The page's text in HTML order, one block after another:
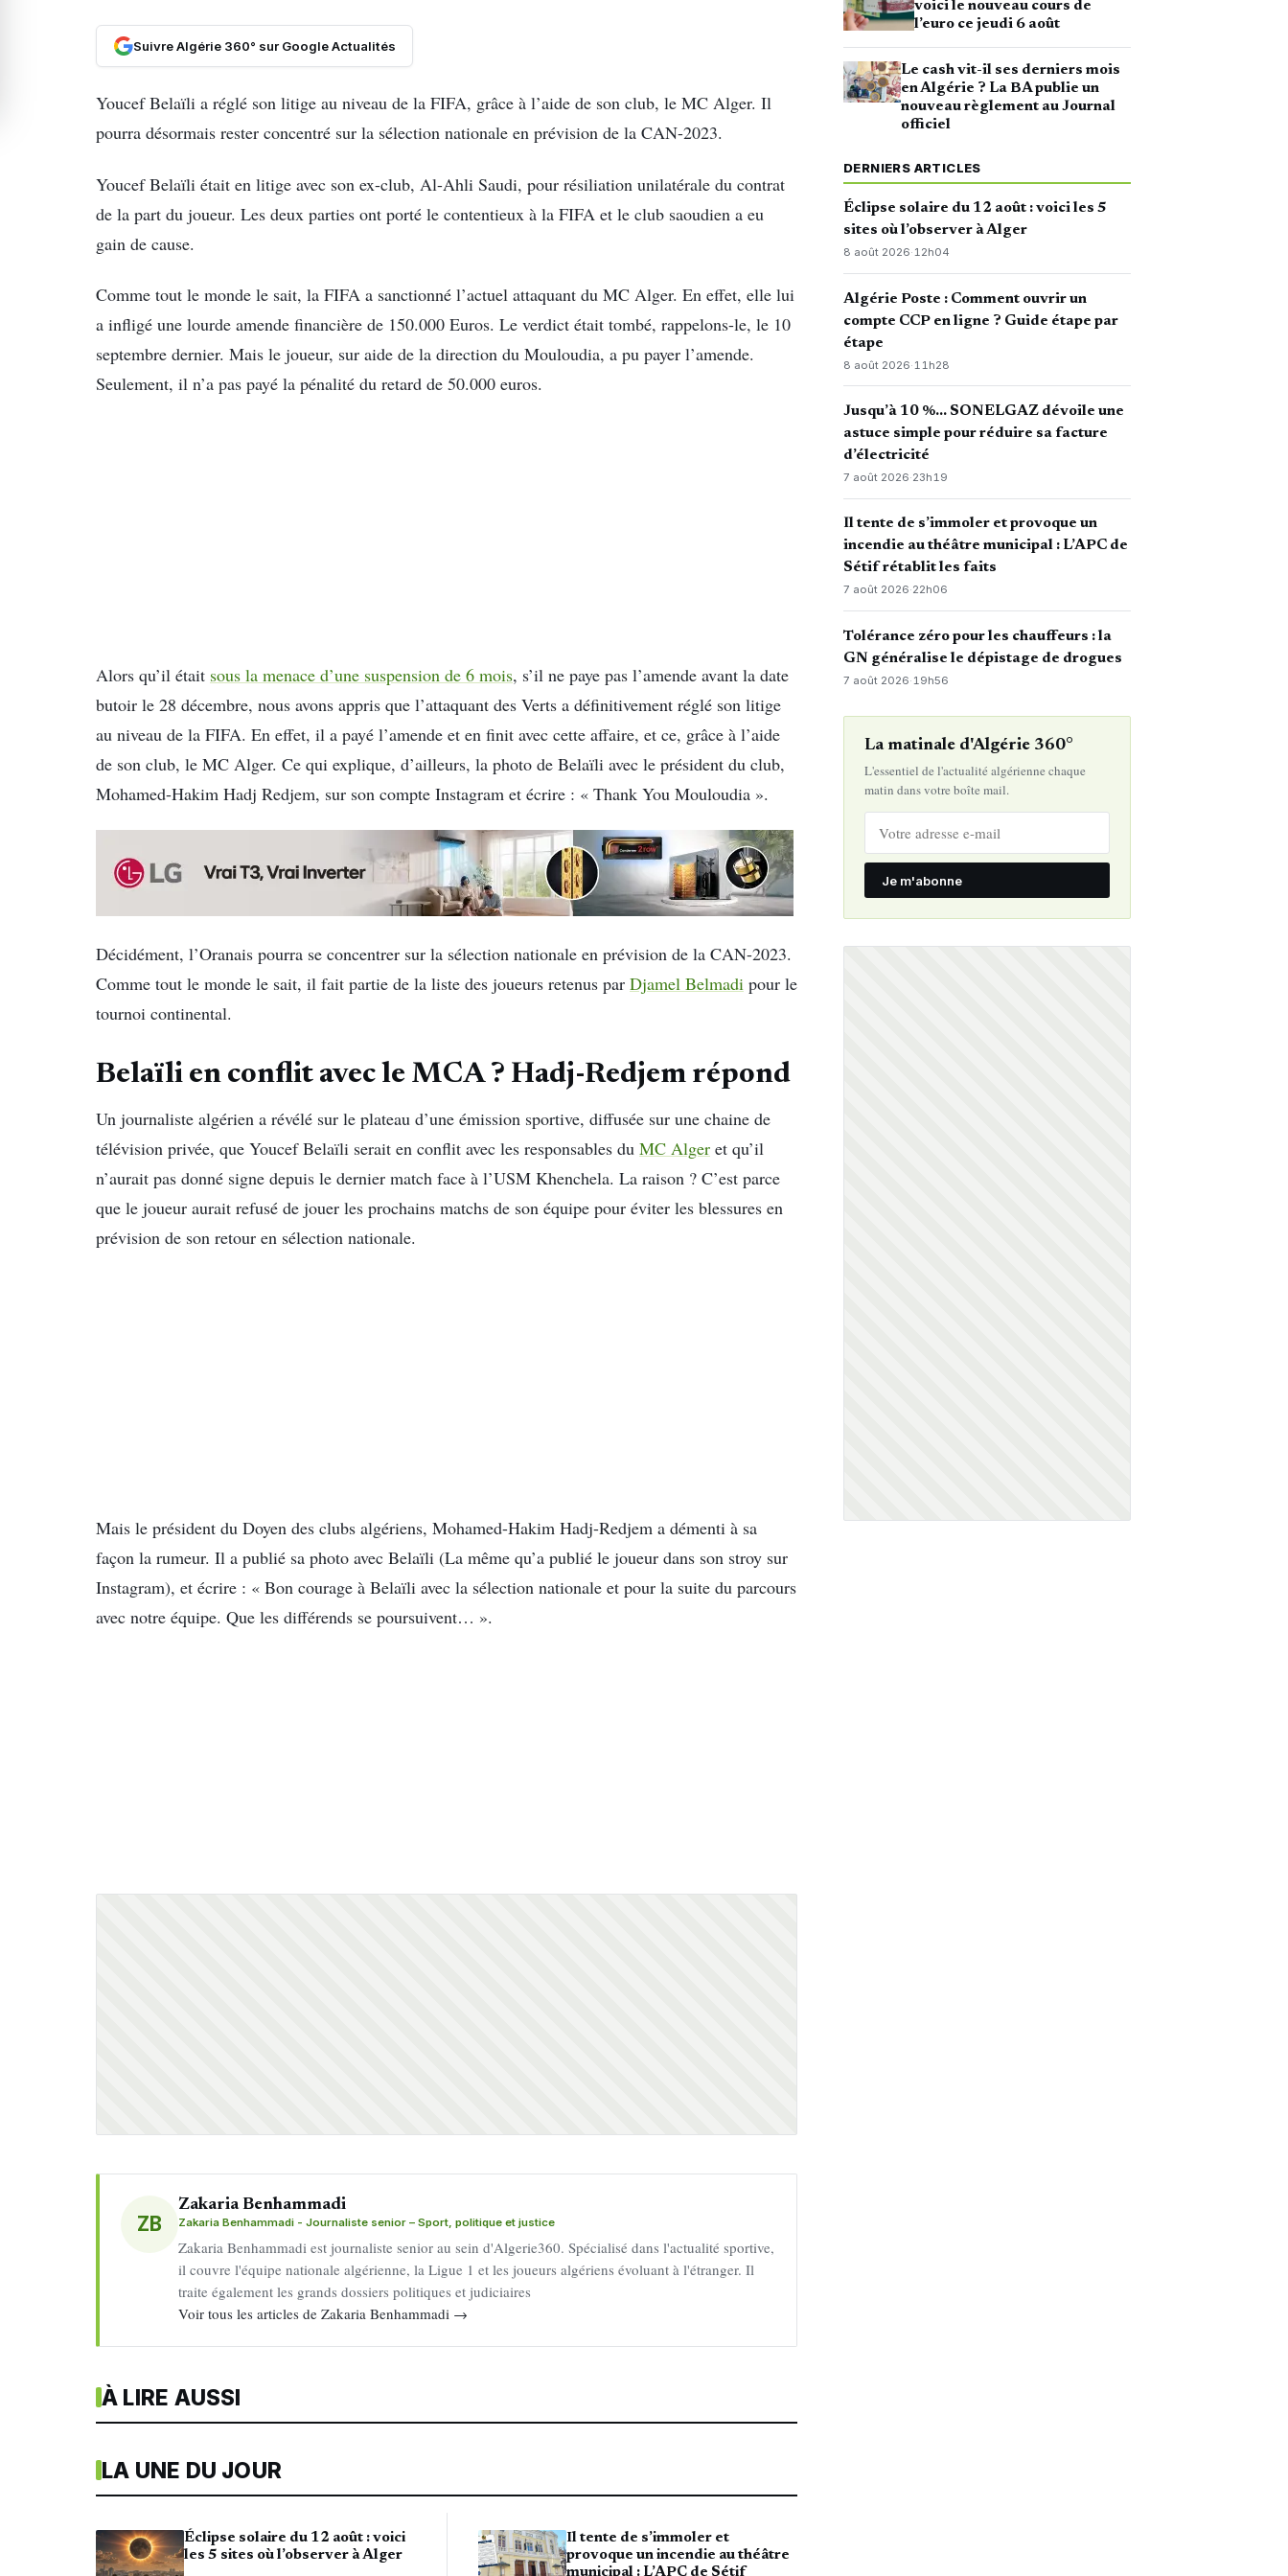
Suivre Algérie 360° sur Google Actualités
Youcef Belaïli a réglé son litige au niveau de la FIFA, grâce à l’aide de son club, le MC Alger. Il
pourra désormais rester concentré sur la sélection nationale en prévision de la CAN-2023.
Youcef Belaïli était en litige avec son ex-club, Al-Ahli Saudi, pour résiliation unilatérale du contrat
de la part du joueur. Les deux parties ont porté le contentieux à la FIFA et le club saoudien a eu
gain de cause.
Comme tout le monde le sait, la FIFA a sanctionné l’actuel attaquant du MC Alger. En effet, elle lui
a infligé une lourde amende financière de 150.000 Euros. Le verdict était tombé, rappelons-le, le 10
septembre dernier. Mais le joueur, sur aide de la direction du Mouloudia, a pu payer l’amende.
Seulement, il n’a pas payé la pénalité du retard de 50.000 euros.
Alors qu’il était sous la menace d’une suspension de 6 mois, s’il ne paye pas l’amende avant la date
butoir le 28 décembre, nous avons appris que l’attaquant des Verts a définitivement réglé son litige
au niveau de la FIFA. En effet, il a payé l’amende et en finit avec cette affaire, et ce, grâce à l’aide
de son club, le MC Alger. Ce qui explique, d’ailleurs, la photo de Belaïli avec le président du club,
Mohamed-Hakim Hadj Redjem, sur son compte Instagram et écrire : « Thank You Mouloudia ».
Décidément, l’Oranais pourra se concentrer sur la sélection nationale en prévision de la CAN-2023.
Comme tout le monde le sait, il fait partie de la liste des joueurs retenus par Djamel Belmadi pour le
tournoi continental.
Belaïli en conflit avec le MCA ? Hadj-Redjem répond
Un journaliste algérien a révélé sur le plateau d’une émission sportive, diffusée sur une chaine de
télévision privée, que Youcef Belaïli serait en conflit avec les responsables du MC Alger et qu’il
n’aurait pas donné signe depuis le dernier match face à l’USM Khenchela. La raison ? C’est parce
que le joueur aurait refusé de jouer les prochains matchs de son équipe pour éviter les blessures en
prévision de son retour en sélection nationale.
Mais le président du Doyen des clubs algériens, Mohamed-Hakim Hadj-Redjem a démenti à sa
façon la rumeur. Il a publié sa photo avec Belaïli (La même qu’a publié le joueur dans son stroy sur
Instagram), et écrire : « Bon courage à Belaïli avec la sélection nationale et pour la suite du parcours
avec notre équipe. Que les différends se poursuivent… ».
ZB
Zakaria Benhammadi
Zakaria Benhammadi - Journaliste senior – Sport, politique et justice
Zakaria Benhammadi est journaliste senior au sein d'Algerie360. Spécialisé dans l'actualité sportive,
il couvre l'équipe nationale algérienne, la Ligue 1 et les joueurs algériens évoluant à l'étranger. Il
traite également les grands dossiers politiques et judiciaires
Voir tous les articles de Zakaria Benhammadi →
À LIRE AUSSI
LA UNE DU JOUR
Éclipse solaire du 12 août : voici
les 5 sites où l’observer à Alger
Il tente de s’immoler et
provoque un incendie au théâtre
municipal : L’APC de Sétif
voici le nouveau cours de
l’euro ce jeudi 6 août
Le cash vit-il ses derniers mois
en Algérie ? La BA publie un
nouveau règlement au Journal
officiel
DERNIERS ARTICLES
Éclipse solaire du 12 août : voici les 5
sites où l’observer à Alger
8 août 2026·12h04
Algérie Poste : Comment ouvrir un
compte CCP en ligne ? Guide étape par
étape
8 août 2026· 11h28
Jusqu’à 10 %… SONELGAZ dévoile une
astuce simple pour réduire sa facture
d’électricité
7 août 2026·23h19
Il tente de s’immoler et provoque un
incendie au théâtre municipal : L’APC de
Sétif rétablit les faits
7 août 2026·22h06
Tolérance zéro pour les chauffeurs : la
GN généralise le dépistage de drogues
7 août 2026· 19h56
La matinale d'Algérie 360°
L'essentiel de l'actualité algérienne chaque
matin dans votre boîte mail.
Je m'abonne